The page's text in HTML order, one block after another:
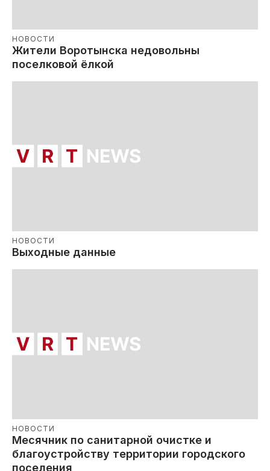
НОВОСТИ
Жители Воротынска недовольны
поселковой ёлкой
НОВОСТИ
Выходные данные
НОВОСТИ
Месячник по санитарной очистке и
благоустройству территории городского
поселения